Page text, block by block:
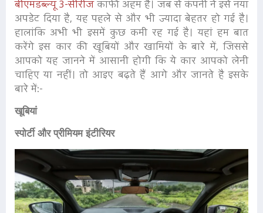
बीएमडब्ल्यू 3-सीरीजकाफी अहम है। जब से कंपनी ने इसे नया
अपडेट दिया है, यह पहले से और भी ज्यादा बेहतर हो गई है।
हालांकि अभी भी इसमें कुछ कमी रह गई है। यहां हम बात
करेंगे इस कार की खूबियों और खामियों के बारे में, जिससे
आपको यह जानने में आसानी होगी कि ये कार आपको लेनी
चाहिए या नहीं। तो आइए बढ़ते हैं आगे और जानते है इसके
बारे मेंः-
खूबियां
स्पोर्टी और प्रीमियम इंटीरियर